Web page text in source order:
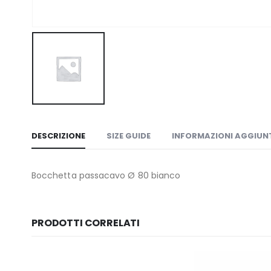
DESCRIZIONE SIZE GUIDE INFORMAZIONI
Bocchetta passacavo Ø 80 bianco
PRODOTTI CORRELATI